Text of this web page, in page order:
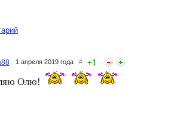
Грандиозная новость!
1 апреля 2019 года # +1
Олю!